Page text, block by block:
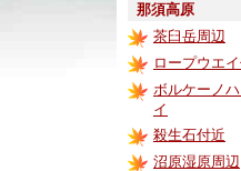
那須高原
茶臼岳周辺
ロープウエ
ボルケーノ
イ
殺生石付近
沼原湿原周辺